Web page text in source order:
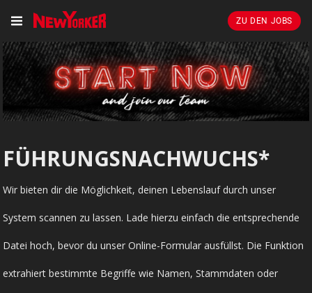
ZU DEN JOBS
FÜHRUNGSNACHWUCHS*
Wir bieten dir die Möglichkeit, deinen Lebenslauf durch unser
System scannen zu lassen. Lade hierzu einfach die entsprechende
Datei hoch, bevor du unser Online-Formular ausfüllst. Die Funktion
extrahiert bestimmte Begriffe wie Namen, Stammdaten oder